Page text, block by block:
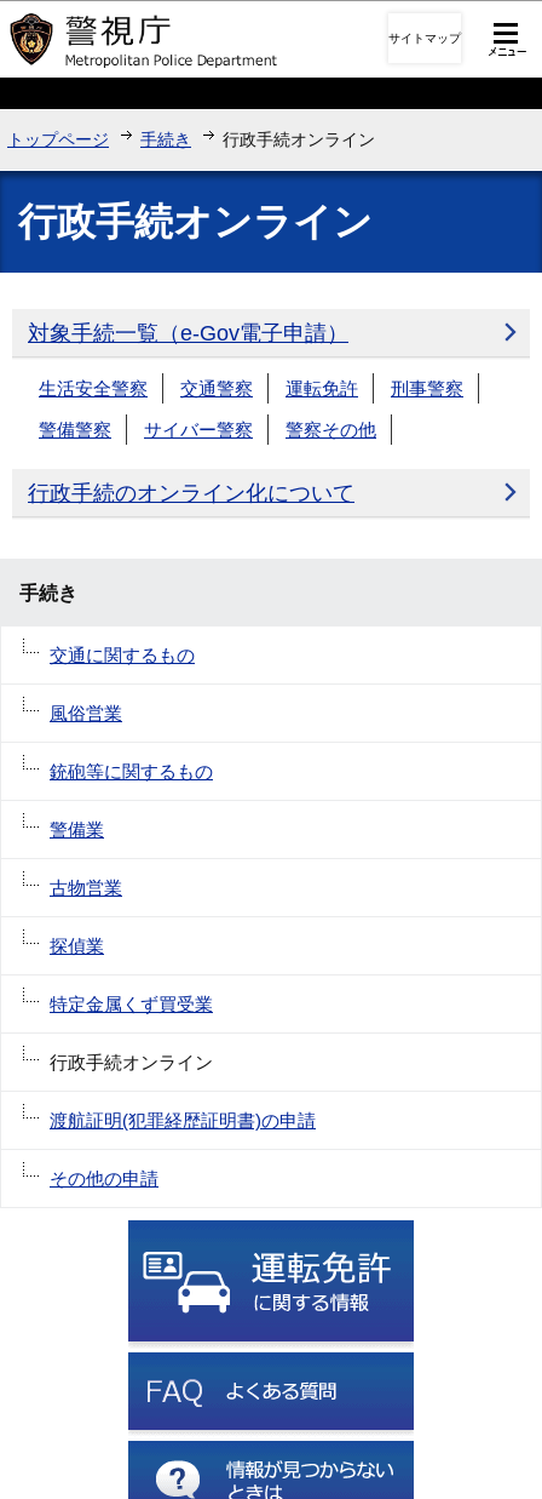
このページの本文へ移動
サイトマップ
トップページ 手続き 行政手続オンライン
行政手続オンライン
対象手続一覧（e-Gov電子申請）
生活安全警察 交通警察 運転免許 刑事警察
警備警察 サイバー警察 警察その他
行政手続のオンライン化について
手続き
交通に関するもの
風俗営業
銃砲等に関するもの
警備業
古物営業
探偵業
特定金属くず買受業
行政手続オンライン
渡航証明(犯罪経歴証明書)の申請
その他の申請